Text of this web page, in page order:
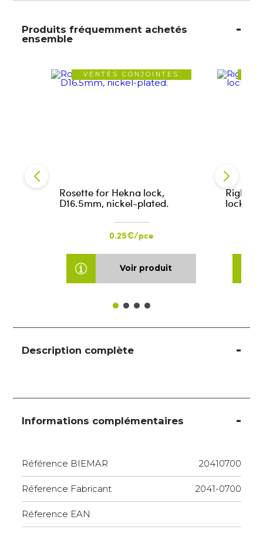
Produits fréquemment achetés
ensemble
VENTES CONJOINTES
Rosette for Hekna lock,
D16.5mm, nickel-plated.
0.25€/pce
Voir produit
Right-
lock
Description complète
Informations complémentaires
Référence BIEMAR 20410700
Réference Fabricant 2041-0700
Réference EAN